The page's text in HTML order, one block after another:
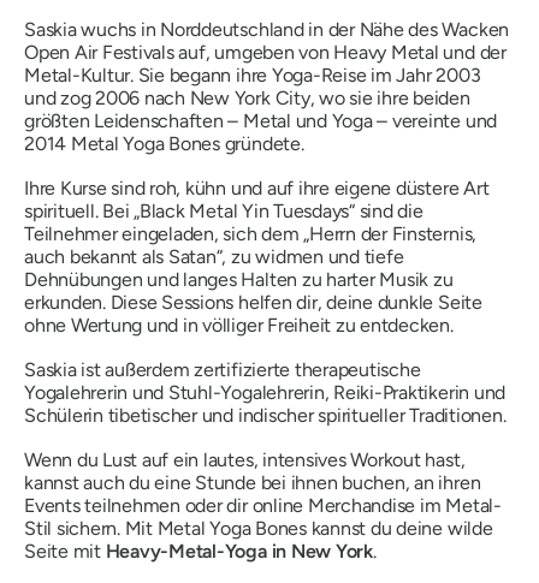
Saskia wuchs in Norddeutschland in der Nähe des Wacken
Open Air Festivals auf, umgeben von Heavy Metal und der
Metal-Kultur. Sie begann ihre Yoga-Reise im Jahr 2003
und zog 2006 nach New York City, wo sie ihre beiden
größten Leidenschaften – Metal und Yoga – vereinte und
2014 Metal Yoga Bones gründete.
Ihre Kurse sind roh, kühn und auf ihre eigene düstere Art
spirituell. Bei „Black Metal Yin Tuesdays“ sind die
Teilnehmer eingeladen, sich dem „Herrn der Finsternis,
auch bekannt als Satan“, zu widmen und tiefe
Dehnübungen und langes Halten zu harter Musik zu
erkunden. Diese Sessions helfen dir, deine dunkle Seite
ohne Wertung und in völliger Freiheit zu entdecken.
Saskia ist außerdem zertifizierte therapeutische
Yogalehrerin und Stuhl-Yogalehrerin, Reiki-Praktikerin und
Schülerin tibetischer und indischer spiritueller Traditionen.
Wenn du Lust auf ein lautes, intensives Workout hast,
kannst auch du eine Stunde bei ihnen buchen, an ihren
Events teilnehmen oder dir online Merchandise im Metal-
Stil sichern. Mit Metal Yoga Bones kannst du deine wilde
Seite mit Heavy-Metal-Yoga in New York.